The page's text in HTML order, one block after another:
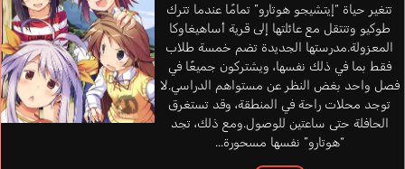
تتغير حياة “إيتشيجو هوتارو” تمامًا عندما تترك
طوكيو وتنتقل مع عائلتها إلى قرية أساهيغاوكا
المعزولة.مدرستها الجديدة تضم خمسة طلاب
فقط بما في ذلك نفسها، ويشتركون جميعًا في
فصل واحد بغض النظر عن مستواهم الدراسي.لا
توجد محلات راحة في المنطقة، وقد تستغرق
الحافلة حتى ساعتين للوصول.ومع ذلك، تجد
“هوتارو” نفسها مسحورة...